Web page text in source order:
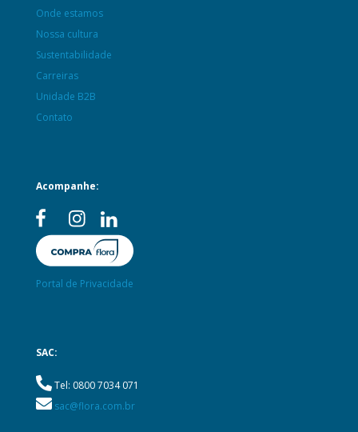
Onde estamos
Nossa cultura
Sustentabilidade
Carreiras
Unidade B2B
Contato
Acompanhe:
Portal de Privacidade
SAC:
Tel: 0800 7034 071
sac@flora.com.br